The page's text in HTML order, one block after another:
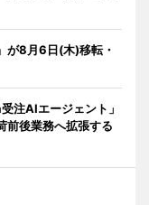
が8月6日(木)移転・
注AIエージェント」
前後業務へ拡張する